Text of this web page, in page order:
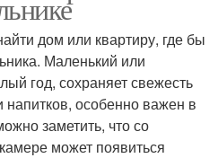
дом или квартиру, где бы
Маленький или
год, сохраняет свежесть
напитков, особенно важен в
заметить, что со
может появиться